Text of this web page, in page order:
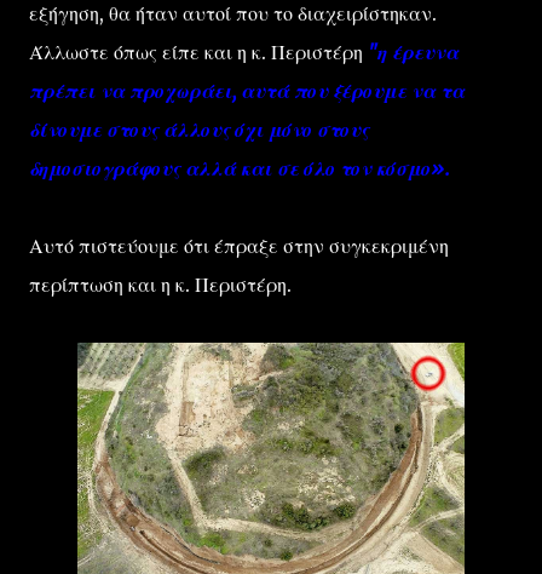
εξήγηση, θα ήταν αυτοί που το διαχειρίστηκαν.
Άλλωστε όπως είπε και η κ. Περιστέρη "η έρευνα
πρέπει να προχωράει, αυτά που ξέρουμε να τα
δίνουμε στους άλλους όχι μόνο στους
δημοσιογράφους αλλά και σε όλο τον κόσμο».
Αυτό πιστεύουμε ότι έπραξε στην συγκεκριμένη
περίπτωση και η κ. Περιστέρη.